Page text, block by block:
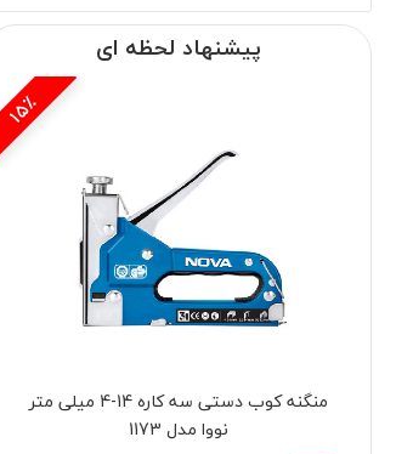
ابزار باغبانی
ابزار نجاری
بدون دسته‌بندی
ابزار خانگی
ابزار تراشکاری
ابزار ساختمانی
لوازم جانبی خودرو
پیشنهاد لحظه ای
15٪
پیچ‌ گوشتی چکشی شارژی 330 نیوتن متر
تک باتری کنزاکس مدل 8805